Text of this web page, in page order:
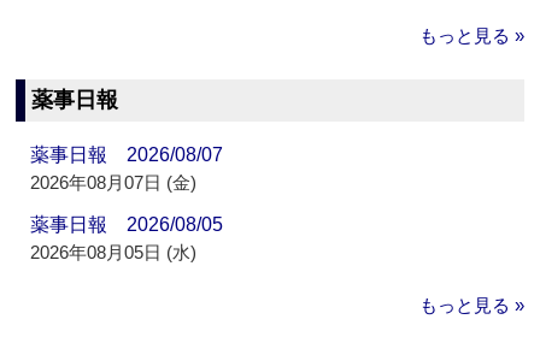
もっと見る »
薬事日報
薬事日報 2026/08/07
2026年08月07日 (金)
薬事日報 2026/08/05
2026年08月05日 (水)
もっと見る »